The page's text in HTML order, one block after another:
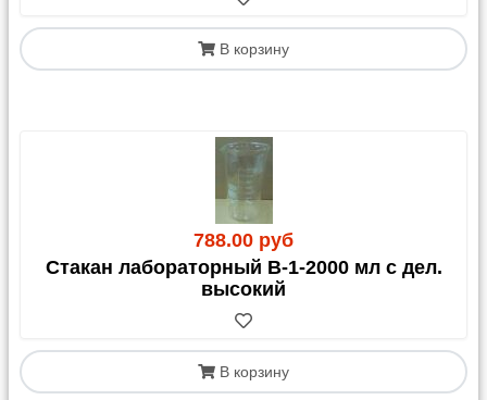
В корзину
788.00 руб
Стакан лабораторный В-1-2000 мл с дел.
высокий
В корзину